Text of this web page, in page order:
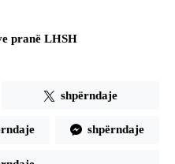
pranë LHSH
shpërndaje
shpërndaje